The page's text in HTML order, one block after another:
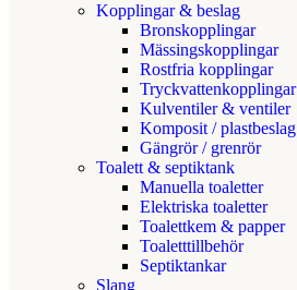
Kopplingar & beslag
Bronskopplingar
Mässingskopplingar
Rostfria kopplingar
Tryckvattenkopplingar
Kulventiler & ventiler
Komposit / plastbeslag
Gängrör / grenrör
Toalett & septiktank
Manuella toaletter
Elektriska toaletter
Toalettkem & papper
Toaletttillbehör
Septiktankar
Slang